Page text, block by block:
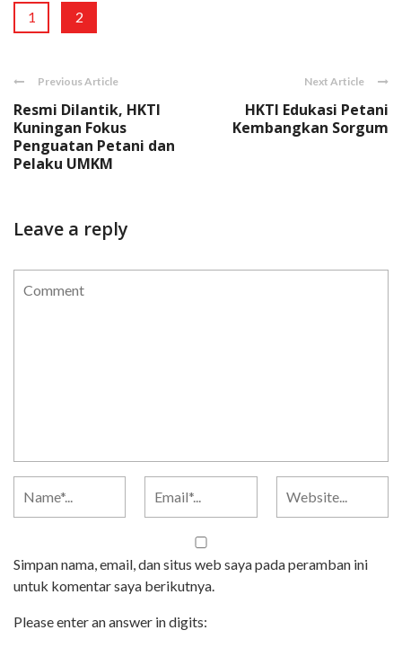
1 2
Previous Article
Resmi Dilantik, HKTI
Kuningan Fokus
Penguatan Petani dan
Pelaku UMKM
Next Article
HKTI Edukasi Petani
Kembangkan Sorgum
Leave a reply
Simpan nama, email, dan situs web saya pada peramban ini
untuk komentar saya berikutnya.
Please enter an answer in digits: